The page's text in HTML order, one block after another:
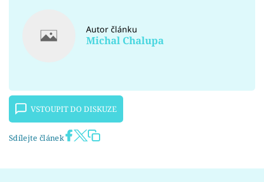
Autor článku
Michal Chalupa
VSTOUPIT DO DISKUZE
Sdílejte článek